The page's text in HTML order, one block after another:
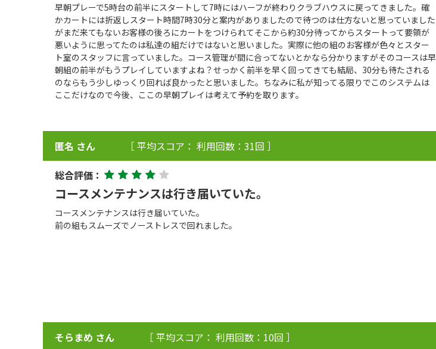
早朝プレーで5時台の前半にスタートして7時にはハーフが終わりクラブハウスに戻ってきました。確
かカートには折返しスタート時間7時30分と案内がありましたので待つのは仕方ないと思っていました
がまだ来てもないお客様の後ろにカートをつけられてそこから約30分待ってからスタートって要領が
悪いように思ってたのは私達の組だけではないと思いました。実際に他の組のお客様が色々とスター
ト室のスタッフに言っていました。コース管理が間に合ってないとかなら分かりますがそのコースは早
朝組の前半がもうプレイしていますよね？せっかく前半を早く回ってきても結局、30分も待たされる
のならもう少しゆっくり回れば良かったと思いました。ちなみに私が知ってる限りでこのシステムは
ここだけなので今後、ここの早朝プレイは考えて予約を取ります。
匿名 さん ［ 平均スコア： 利用回数：31回 ］
総合評価：
コースメンテナンスは行き届いていた。
コースメンテナンスは行き届いていた。
前の組もスムーズでノーストレスで回れました。
そらまめ さん ［ 平均スコア： 利用回数：10回 ］